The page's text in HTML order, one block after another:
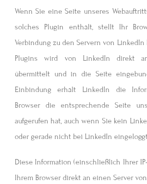
Wenn Sie eine Seite unseres
solches Plugin enthält, stellt Ihr
Verbindung zu den Servern von LinkedIn
Plugins wird von LinkedIn direkt
übermittelt und in die Seite
Einbindung erhält LinkedIn die
Browser die entsprechende Seite
aufgerufen hat, auch wenn Sie kein
oder gerade nicht bei LinkedIn
Diese Information (einschließlich Ihrer
Ihrem Browser direkt an einen Server